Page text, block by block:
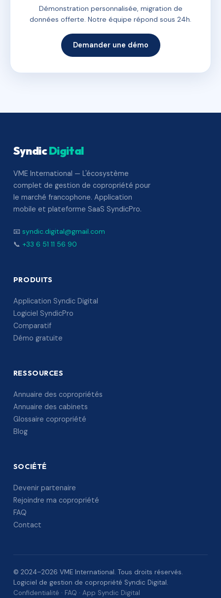
Démonstration personnalisée, migration de
données offerte. Notre équipe répond sous 24h.
Demander une démo
SyndicDigital
VME International — L'écosystème
complet de gestion de copropriété pour
le marché francophone. Application
mobile et plateforme SaaS SyndicPro.
📧 syndic.digital@gmail.com
📞 +33 6 51 11 56 90
PRODUITS
Application Syndic Digital
Logiciel SyndicPro
Comparatif
Démo gratuite
RESSOURCES
Annuaire des copropriétés
Annuaire des cabinets
Glossaire copropriété
Blog
SOCIÉTÉ
Devenir partenaire
Rejoindre ma copropriété
FAQ
Contact
© 2024–2026 VME International. Tous droits réservés.
Logiciel de gestion de copropriété Syndic Digital.
Confidentialité · FAQ · App Syndic Digital